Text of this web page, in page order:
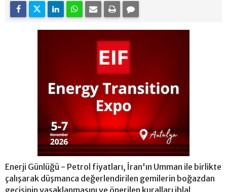
Enerji Günlüğü - Petrol fiyatları, İran'ın Umman ile birlikte
çalışarak düşmanca değerlendirilen gemilerin boğazdan